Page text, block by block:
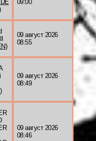
09:00
)
09 август 2026
08:55
)
09 август 2026
08:49
09 август 2026
08:46